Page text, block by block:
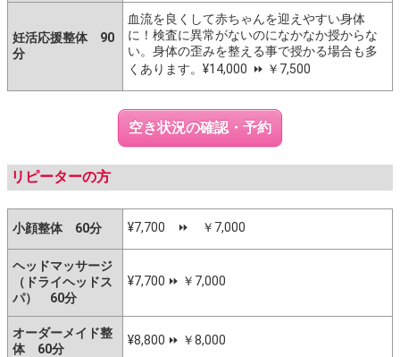
妊活応援整体 90
分
血流を良くして赤ちゃんを迎えやすい身体
に！検査に異常がないのになかなか授からな
い。身体の歪みを整える事で授かる場合も多
くあります。¥14,000 ⏩️ ￥7,500
空き状況の確認・予約
リピーターの方
小顔整体 60分 ¥7,700 ⏩️ ￥7,000
ヘッドマッサージ
（ドライヘッドス
パ） 60分
¥7,700 ⏩️ ￥7,000
オーダーメイド整
体 60分
¥8,800 ⏩️ ￥8,000